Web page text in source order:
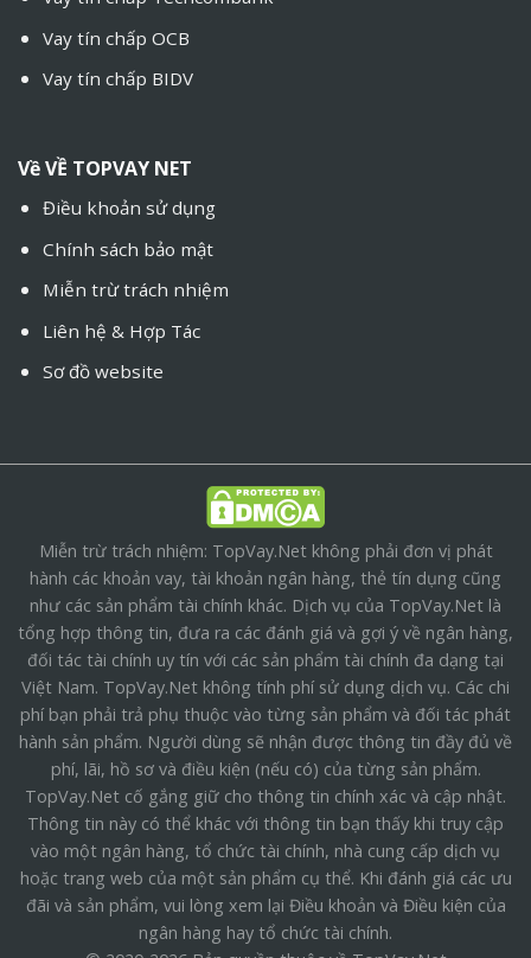
Vay tín chấp OCB
Vay tín chấp BIDV
VềVỀ TOPVAY NET
Điều khoản sử dụng
Chính sách bảo mật
Miễn trừ trách nhiệm
Liên hệ & Hợp Tác
Sơ đồ website
Miễn trừ trách nhiệm: TopVay.Net không phải đơn vị phát
hành các khoản vay, tài khoản ngân hàng, thẻ tín dụng cũng
như các sản phẩm tài chính khác. Dịch vụ của TopVay.Net là
tổng hợp thông tin, đưa ra các đánh giá và gợi ý về ngân hàng,
đối tác tài chính uy tín với các sản phẩm tài chính đa dạng tại
Việt Nam. TopVay.Net không tính phí sử dụng dịch vụ. Các chi
phí bạn phải trả phụ thuộc vào từng sản phẩm và đối tác phát
hành sản phẩm. Người dùng sẽ nhận được thông tin đầy đủ về
phí, lãi, hồ sơ và điều kiện (nếu có) của từng sản phẩm.
TopVay.Net cố gắng giữ cho thông tin chính xác và cập nhật.
Thông tin này có thể khác với thông tin bạn thấy khi truy cập
vào một ngân hàng, tổ chức tài chính, nhà cung cấp dịch vụ
hoặc trang web của một sản phẩm cụ thể. Khi đánh giá các ưu
đãi và sản phẩm, vui lòng xem lại Điều khoản và Điều kiện của
ngân hàng hay tổ chức tài chính.